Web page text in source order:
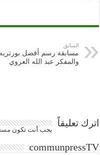
السابق
مسابقة رسم أفضل
والمفكر عبد الله العروي
اترك تعليقاً
يجب أنت تكون
communpressTV